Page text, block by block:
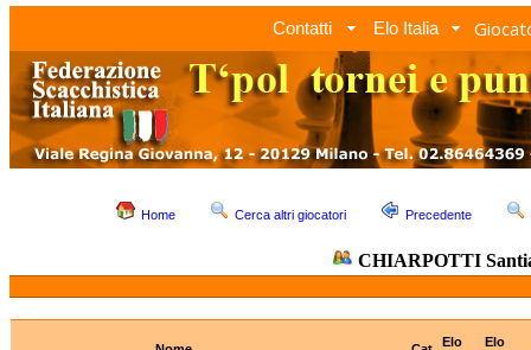
Contatti Elo Italia
Home Cerca altri giocatori Precedente
CHIARPOTTI
Elo
Elo